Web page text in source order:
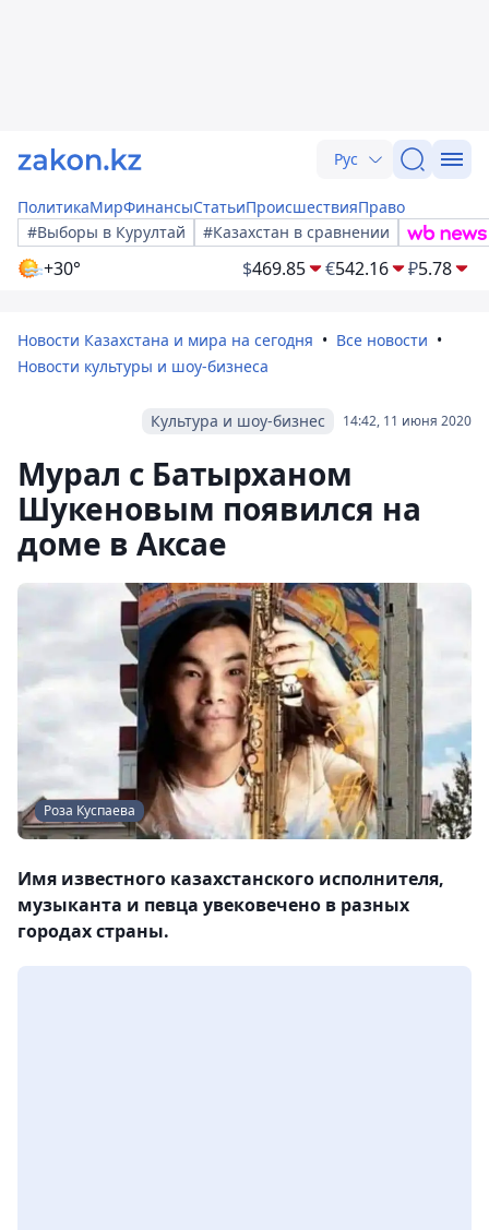
Рус
ПолитикаМирФинансыСтатьиПроисшествияПраво
#Выборы в Курултай
#Казахстан в сравнении
+30° $469.85 €542.16 ₽5.78
Новости Казахстана и мира на сегодня
Все новости
Новости культуры и шоу-бизнеса
14:42, 11 июня 2020
Культура и шоу-бизнес
Мурал с Батырханом
Шукеновым появился на
доме в Аксае
Роза Куспаева
Имя известного казахстанского исполнителя,
музыканта и певца увековечено в разных
городах страны.